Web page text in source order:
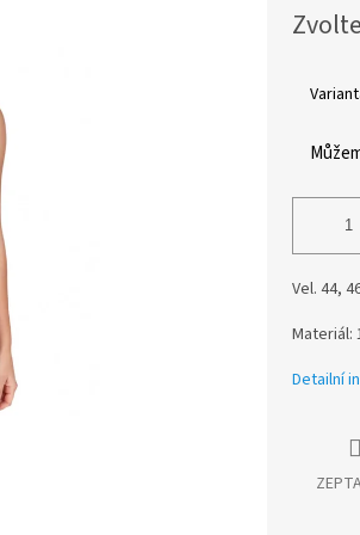
cena:
Vel. 44,
Materiál:
Detailní